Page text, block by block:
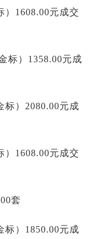
）1608.00元成交
标）1358.00元成
标）2080.00元成
）1608.00元成交
套
标）1850.00元成